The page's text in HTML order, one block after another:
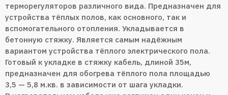
терморегуляторов различного вида. Предназначен для
устройства тёплых полов, как основного, так и
вспомогательного отопления. Укладывается в
бетонную стяжку. Является самым надёжным
вариантом устройства тёплого электрического пола.
Готовый к укладке в стяжку кабель, длиной 35м,
предназначен для обогрева тёплого пола площадью
3,5 — 5,8 м.кв. в зависимости от шага укладки.